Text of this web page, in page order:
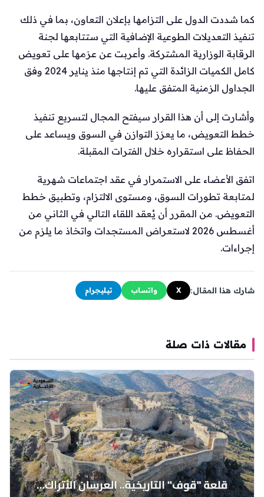
كما شددت الدول على التزامها بإعلان التعاون، بما في ذلك
تنفيذ التعديلات الطوعية الإضافية التي ستتابعها لجنة
الرقابة الوزارية المشتركة. وأعربت عن عزمها على تعويض
كامل الكميات الزائدة التي تم إنتاجها منذ يناير 2024 وفق
الجداول الزمنية المتفق عليها.
وأشارت إلى أن هذا القرار سيفتح المجال لتسريع تنفيذ
خطط التعويض، ما يعزز التوازن في السوق ويساعد على
الحفاظ على استقراره خلال الفترات المقبلة.
اتفق الأعضاء على الاستمرار في عقد اجتماعات شهرية
لمتابعة تطورات السوق، ومستوى الالتزام، وتطبيق خطط
التعويض. من المقرر أن يُعقد اللقاء التالي في الثاني من
أغسطس 2026 لاستعراض المستجدات واتخاذ ما يلزم من
إجراءات.
شارك هذا المقال: X واتساب تيليجرام
مقالات ذات صلة